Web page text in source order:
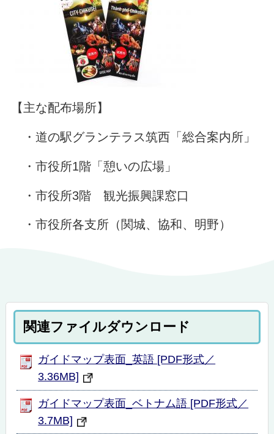
【主な配布場所】
・道の駅グランテラス筑西「総合案内所」
・市役所1階「憩いの広場」
・市役所3階 観光振興課窓口
・市役所各支所（関城、協和、明野）
関連ファイルダウンロード
ガイドマップ表面_英語 [PDF形式／
3.36MB]
ガイドマップ表面_ベトナム語 [PDF形式／
3.7MB]